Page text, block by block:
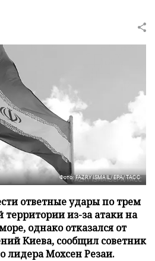
Фото: FAZRY ISMAIL/EPA/ТАСС
ответные удары по трем
из-за атаки на
однако отказался от
Киева, сообщил советник
лидера Мохсен Резаи.